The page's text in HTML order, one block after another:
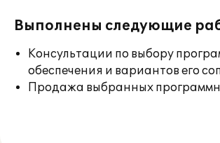
Выполнены следующие
Консультации по выбору
обеспечения и вариантов его
Продажа выбранных